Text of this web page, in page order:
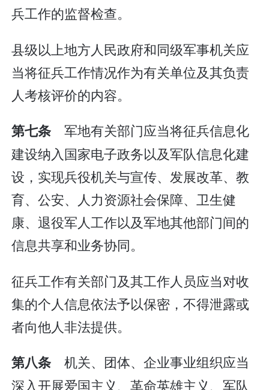
兵工作的监督检查。
县级以上地方人民政府和同级军事机关应
当将征兵工作情况作为有关单位及其负责
人考核评价的内容。
第七条 军地有关部门应当将征兵信息化
建设纳入国家电子政务以及军队信息化建
设，实现兵役机关与宣传、发展改革、教
育、公安、人力资源社会保障、卫生健
康、退役军人工作以及军地其他部门间的
信息共享和业务协同。
征兵工作有关部门及其工作人员应当对收
集的个人信息依法予以保密，不得泄露或
者向他人非法提供。
第八条 机关、团体、企业事业组织应当
深入开展爱国主义、革命英雄主义、军队